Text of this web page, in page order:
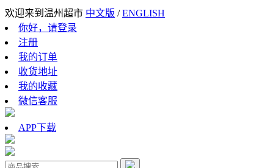
欢迎来到温州超市 中文版 /ENGLISH
你好，请登录
注册
我的订单
收货地址
我的收藏
微信客服
APP下载